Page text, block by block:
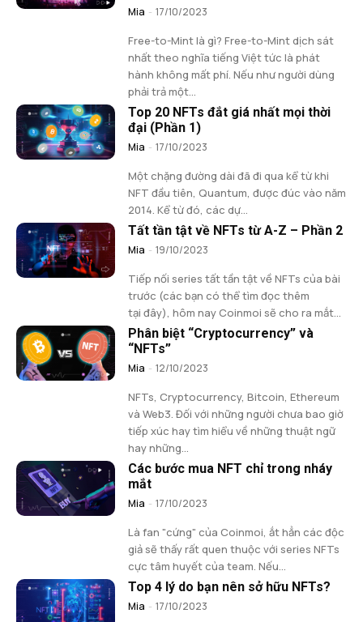
Mia - 17/10/2023
Free-to-Mint là gì? Free-to-Mint dịch sát
nhất theo nghĩa tiếng Việt tức là phát
hành không mất phí. Nếu như người dùng
phải trả một...
Top 20 NFTs đắt giá nhất mọi thời
đại (Phần 1)
Mia - 17/10/2023
Một chặng đường dài đã đi qua kể từ khi
NFT đầu tiên, Quantum, được đúc vào năm
2014. Kể từ đó, các dự...
Tất tần tật về NFTs từ A-Z – Phần 2
Mia - 19/10/2023
Tiếp nối series tất tần tật về NFTs của bài
trước (các bạn có thể tìm đọc thêm
tại đây), hôm nay Coinmoi sẽ cho ra mắt...
Phân biệt “Cryptocurrency” và
“NFTs”
Mia - 12/10/2023
NFTs, Cryptocurrency, Bitcoin, Ethereum
và Web3. Đối với những người chưa bao giờ
tiếp xúc hay tìm hiểu về những thuật ngữ
hay những...
Các bước mua NFT chỉ trong nháy
mắt
Mia - 17/10/2023
Là fan "cứng" của Coinmoi, ắt hẳn các độc
giả sẽ thấy rất quen thuộc với series NFTs
cực tâm huyết của team. Nếu...
Top 4 lý do bạn nên sở hữu NFTs?
Mia - 17/10/2023